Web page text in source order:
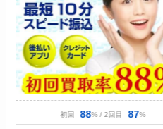
初回 88% / 2回目 87%